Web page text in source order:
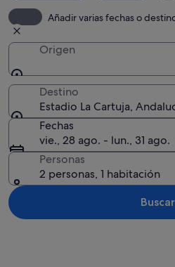
Añadir varias fechas o
Origen
Destino
Estadio La Cartuja,
Fechas
vie., 28 ago. - lun., 31 ago.
Personas
2 personas, 1 habitación
Buscar